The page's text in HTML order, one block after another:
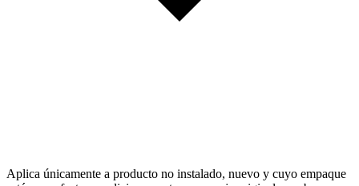
Aplica únicamente a producto no instalado, nuevo y cuyo empaque